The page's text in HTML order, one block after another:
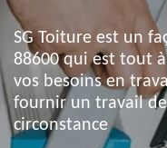
SG Toiture est un
88600 qui est tout
vos besoins en
fournir un travail
circonstance